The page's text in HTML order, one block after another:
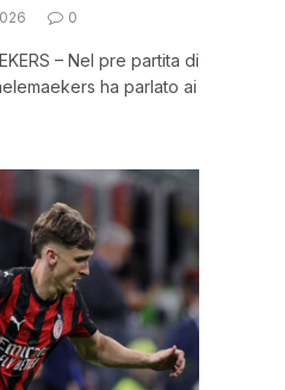
0
– Nel pre partita di
ha parlato ai